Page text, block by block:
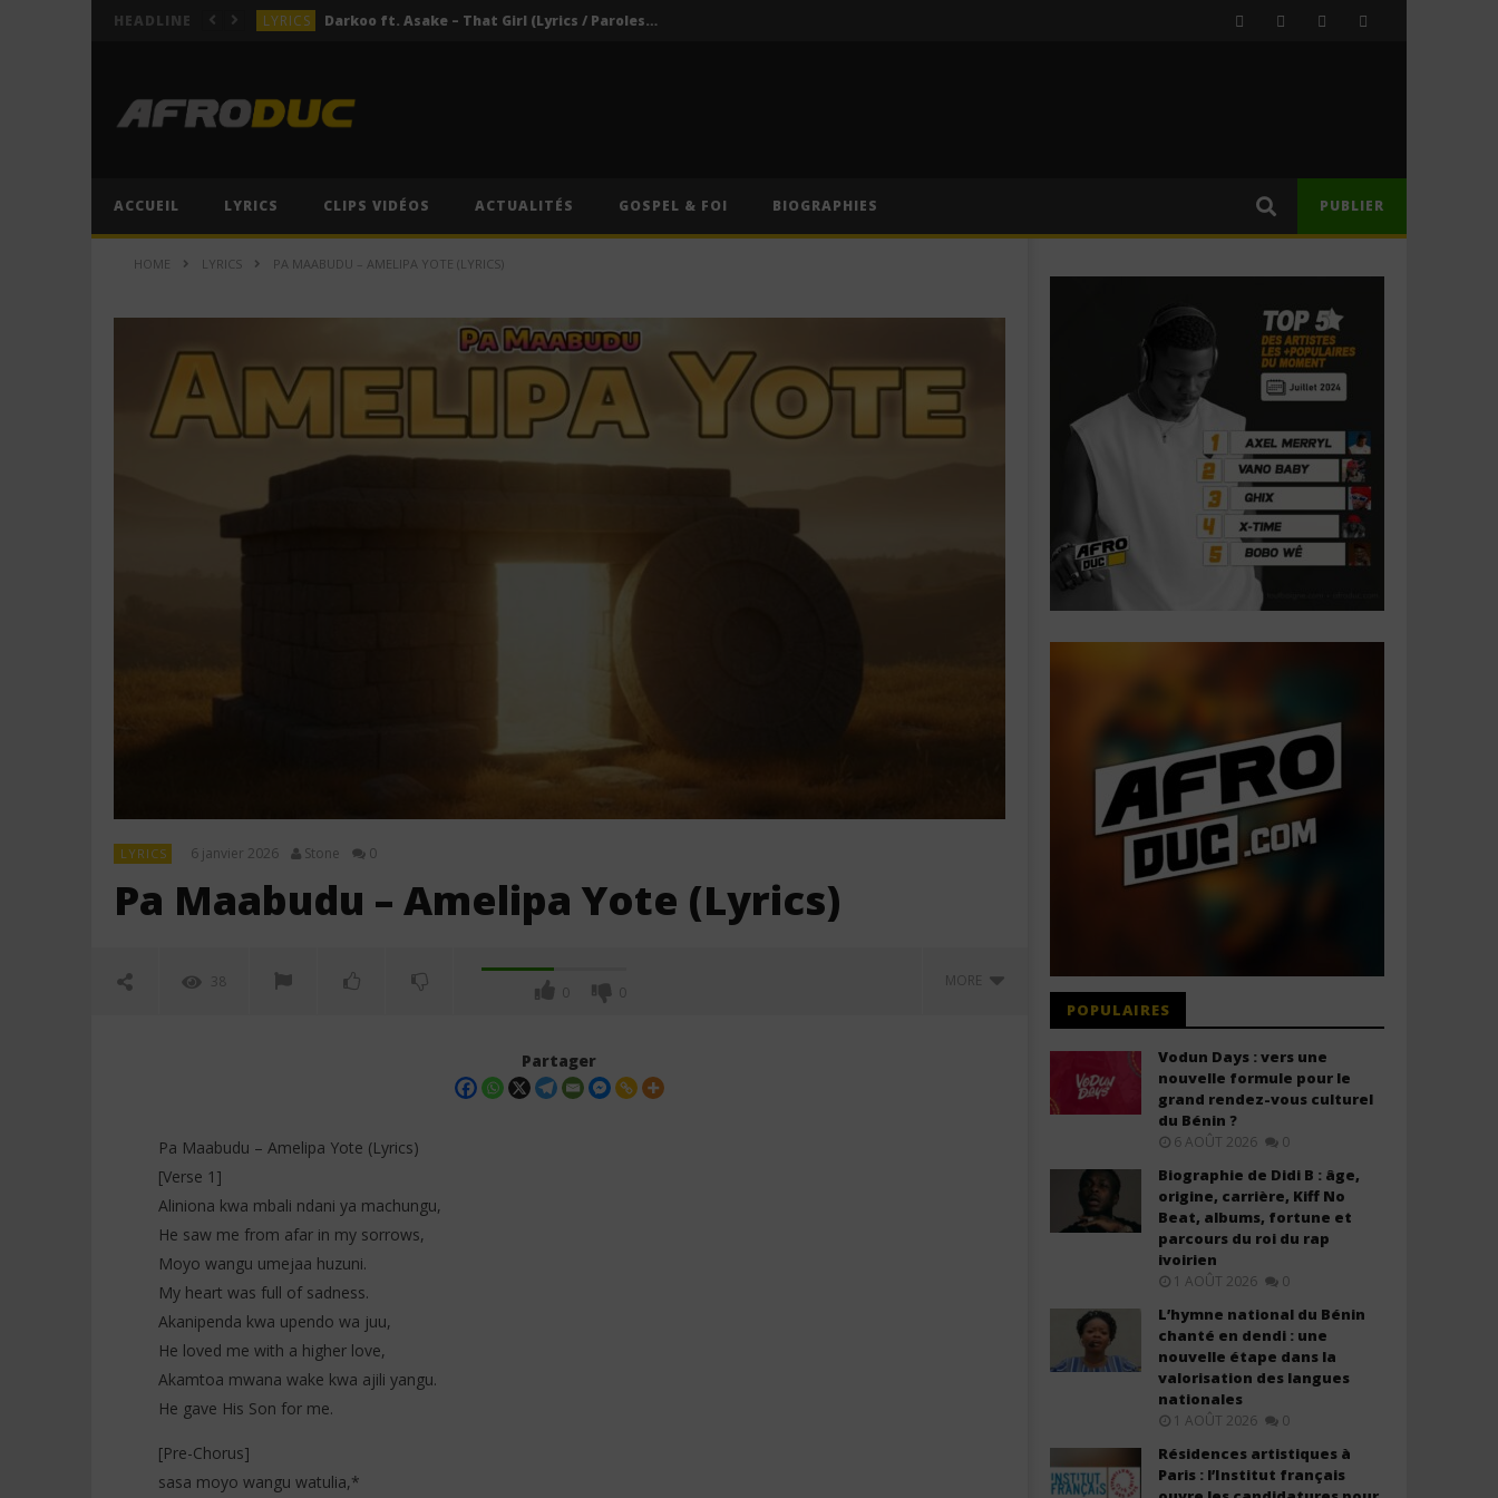
HEADLINE LYRICS Darkoo ft. Asake – That Girl (Lyrics / Paroles & Traduction Française)
ACTUALITÉS
LYRICS Darkoo ft. Asake – That Girl (Lyrics / Paroles & Traduction Française)
ACCUEIL LYRICS CLIPS VIDÉOS ACTUALITÉS GOSPEL & FOI BIOGRAPHIES PUBLIER
HOME LYRICS PA MAABUDU – AMELIPA YOTE (LYRICS)
LYRICS 6 janvier 2026 Stone 0
Pa Maabudu – Amelipa Yote (Lyrics)
38
0 0
MORE
Pa Maabudu – Amelipa Yote
(Lyrics)
janvier
2026
Pa Maabudu - Zaburi 91 (Lyrics)
6
janvier
2026
Stone
Partager
Pa Maabudu – Amelipa Yote (Lyrics)
[Verse 1]
Aliniona kwa mbali ndani ya machungu,
He saw me from afar in my sorrows,
Moyo wangu umejaa huzuni.
My heart was full of sadness.
Akanipenda kwa upendo wa juu,
He loved me with a higher love,
Akamtoa mwana wake kwa ajili yangu.
He gave His Son for me.
[Pre-Chorus]
sasa moyo wangu watulia,*
POPULAIRES
Vodun Days : vers une
nouvelle formule pour le
grand rendez-vous culturel
du Bénin ?
6 AOÛT 2026 0
Biographie de Didi B : âge,
origine, carrière, Kiff No
Beat, albums, fortune et
parcours du roi du rap
ivoirien
1 AOÛT 2026 0
L’hymne national du Bénin
chanté en dendi : une
nouvelle étape dans la
valorisation des langues
nationales
1 AOÛT 2026 0
Résidences artistiques à
Paris : l’Institut français